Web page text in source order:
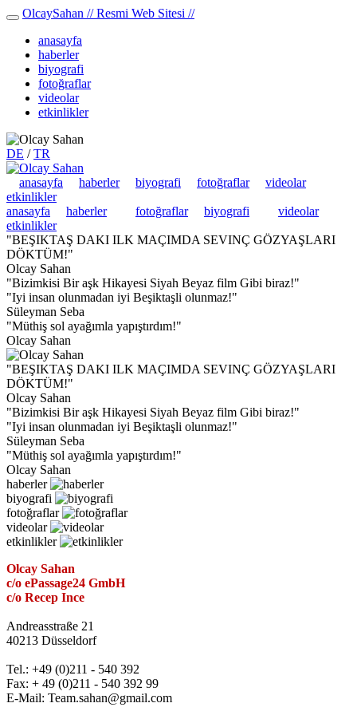
OlcaySahan // Resmi Web Sitesi //
anasayfa
haberler
biyografi
fotoğraflar
videolar
etkinlikler
DE /TR
anasayfa haberler biyografi fotoğraflar
videolar
etkinlikler
anasayfa
haberler fotoğraflar biyografi
videolar
etkinlikler
"BEŞIKTAŞ DAKI ILK MAÇIMDA SEVINÇ GÖZYAŞLARI
DÖKTÜM!"
Olcay Sahan
"Bizimkisi Bir aşk Hikayesi Siyah Beyaz film Gibi biraz!"
"Iyi insan olunmadan iyi Beşiktaşli olunmaz!"
Süleyman Seba
"Müthiş sol ayağımla yapıştırdım!"
Olcay Sahan
"BEŞIKTAŞ DAKI ILK MAÇIMDA SEVINÇ GÖZYAŞLARI
DÖKTÜM!"
Olcay Sahan
"Bizimkisi Bir aşk Hikayesi Siyah Beyaz film Gibi biraz!"
"Iyi insan olunmadan iyi Beşiktaşli olunmaz!"
Süleyman Seba
"Müthiş sol ayağımla yapıştırdım!"
Olcay Sahan
haberler
biyografi
fotoğraflar
videolar
etkinlikler
Olcay Sahan
c/o ePassage24 GmbH
c/o Recep Ince
Andreasstraße 21
40213 Düsseldorf
Tel.: +49 (0)211 - 540 392
Fax: + 49 (0)211 - 540 392 99
E-Mail: Team.sahan@gmail.com